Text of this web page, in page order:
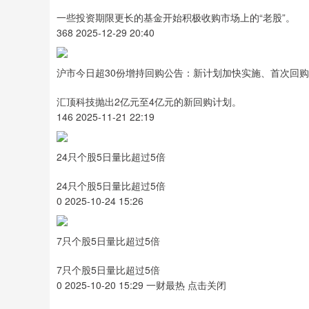
一些投资期限更长的基金开始积极收购市场上的“老股”。
368 2025-12-29 20:40
沪市今日超30份增持回购公告：新计划加快实施、首次回
汇顶科技抛出2亿元至4亿元的新回购计划。
146 2025-11-21 22:19
24只个股5日量比超过5倍
24只个股5日量比超过5倍
0 2025-10-24 15:26
7只个股5日量比超过5倍
7只个股5日量比超过5倍
0 2025-10-20 15:29 一财最热 点击关闭